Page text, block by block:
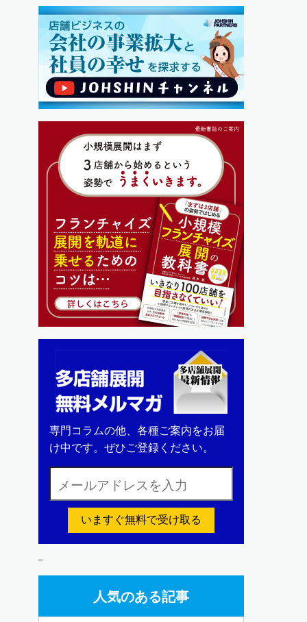
専門コラムの他、各種ご案内をお届
け中です。ぜひご登録ください。
いますぐ無料で受け取る
–
人気のある記事